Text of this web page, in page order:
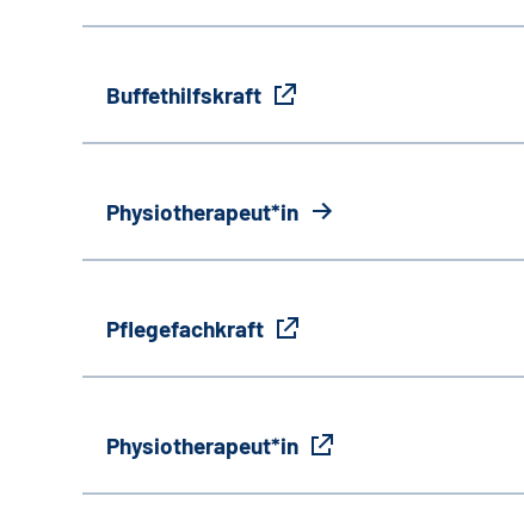
Buffethilfskraft
Physiotherapeut*in
Pflegefachkraft
Physiotherapeut*in